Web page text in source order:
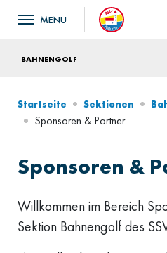
BAHNENGOLF
Startseite Sektionen
Sponsoren & Partner
Sponsoren &
Willkommen im Bereich
Sektion Bahnengolf des